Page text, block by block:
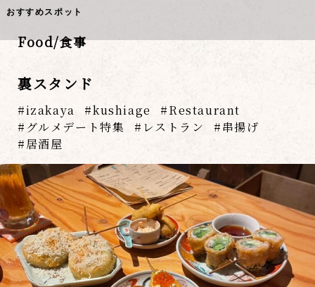
おすすめスポット
Food/食事
裏スタンド
izakaya kushiage
Restaurant
グルメデート特集
レストラン
串揚げ
居酒屋